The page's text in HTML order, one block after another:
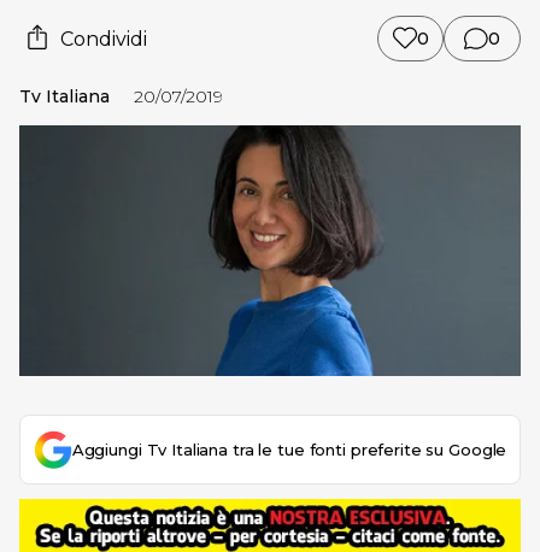
Condividi 0 0
Tv Italiana 20/07/2019
Aggiungi Tv Italiana tra le tue fonti preferite su Google